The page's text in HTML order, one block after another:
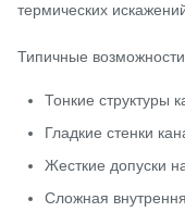
термических
Типичные
Тонкие структуры
Гладкие стенки
Жесткие допуски
Сложная